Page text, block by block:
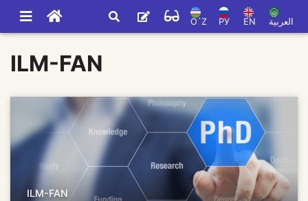
O`Z РУ EN العربية
ILM-FAN
ILM-FAN